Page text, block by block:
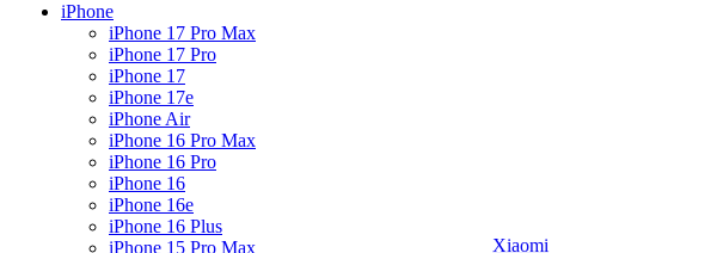
iPhone
iPhone 17 Pro Max
iPhone 17 Pro
iPhone 17
iPhone 17e
iPhone Air
iPhone 16 Pro Max
iPhone 16 Pro
iPhone 16
iPhone 16e
iPhone 16 Plus
iPhone 15 Pro Max
Xiaomi